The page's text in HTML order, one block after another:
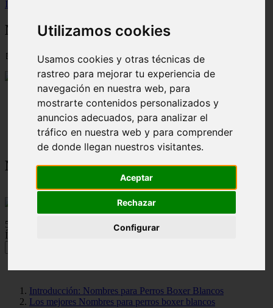
Utilizamos cookies
Usamos cookies y otras técnicas de
rastreo para mejorar tu experiencia de
navegación en nuestra web, para
mostrarte contenidos personalizados y
anuncios adecuados, para analizar el
tráfico en nuestra web y para comprender
de donde llegan nuestros visitantes.
Aceptar
Rechazar
Configurar
Inicio
Nombres para Perros Boxer Blancos
📅 12/06/2025
Nombres para Perros
Nombres para Perros Boxer Blancos
Nombres para Perros Boxer Blancos
5/5 - (1 voto)
Índice de Contenido 🐾
Introducción: Nombres para Perros Boxer Blancos
Los mejores Nombres para perros boxer blancos